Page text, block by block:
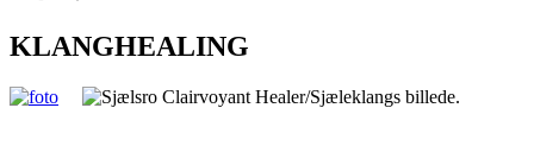
KLANGHEALING